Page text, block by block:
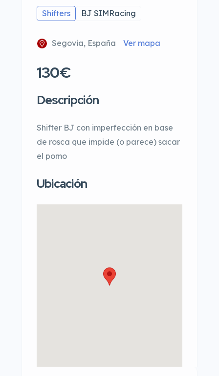
Shifters BJ SIMRacing
Segovia, España Ver mapa
130€
Descripción
Shifter BJ con imperfección en base
de rosca que impide (o parece) sacar
el pomo
Ubicación